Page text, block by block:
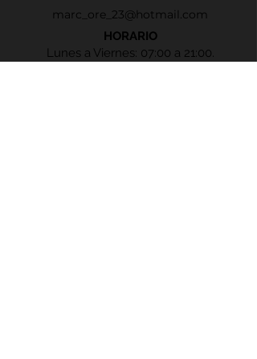
marc_ore_23@hotmail.com
HORARIO
Lunes a Viernes: 07:00 a 21:00.